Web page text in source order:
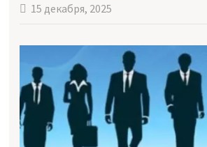
15 декабря, 2025